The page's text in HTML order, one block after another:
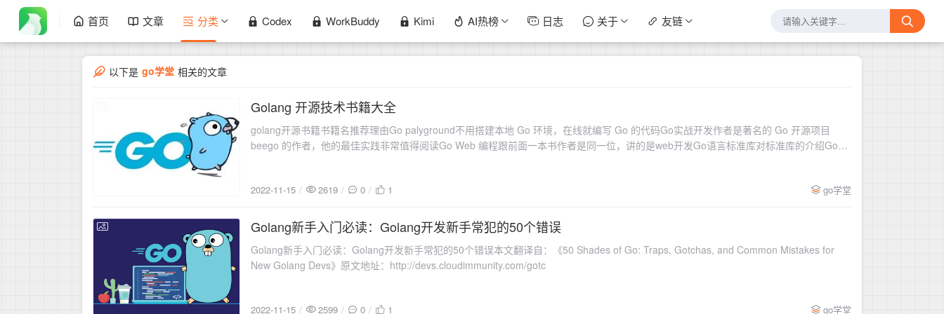
首页 文章 分类 Codex WorkBuddy Kimi AI热榜 日志 关于 友链
以下是 go学堂 相关的文章
2022-11-15
Golang 开源技术书籍大全
golang开源书籍书籍名推荐理由Go palyground不用搭建本地 Go 环境，在线就编写 Go 的代码Go实战开发作者是著名的 Go 开源项目
beego 的作者，他的最佳实践非常值得阅读Go Web 编程跟前面一本书作者是同一位，讲的是web开发Go语言标准库对标准库的介绍Go入
2022-11-15 2619 0 1 go学堂
2022-11-15
Golang新手入门必读：Golang开发新手常犯的50个错误
Golang新手入门必读：Golang开发新手常犯的50个错误本文翻译自：《50 Shades of Go: Traps, Gotchas, and Common Mistakes for
New Golang Devs》原文地址：http://devs.cloudimmunity.com/gotc
2022-11-15 2599 0 1 go学堂